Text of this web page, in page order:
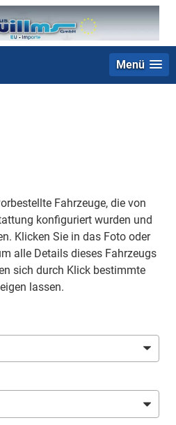
Menü
Fahrzeuge, die von
konfiguriert wurden und
Klicken Sie in das Foto oder
alle Details dieses Fahrzeugs
sich durch Klick bestimmte
lassen.